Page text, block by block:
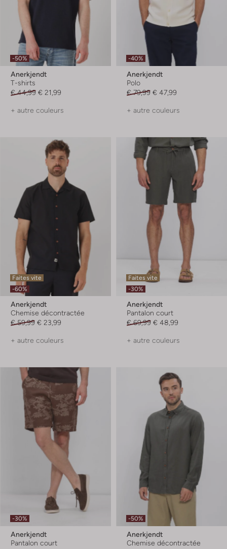
-50%
Anerkjendt
T-shirts
€ 44,99 € 21,99
+ autre couleurs
-40%
Anerkjendt
Polo
€ 79,99 € 47,99
+ autre couleurs
Faites vite
-60%
Anerkjendt
Chemise décontractée
€ 59,99 € 23,99
+ autre couleurs
Faites vite
-30%
Anerkjendt
Pantalon court
€ 69,99 € 48,99
+ autre couleurs
-30%
Anerkjendt
Pantalon court
-50%
Anerkjendt
Chemise décontractée